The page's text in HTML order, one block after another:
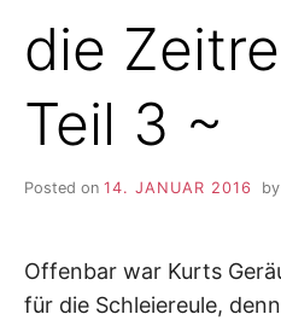
die
Teil 3 ~
Posted on 14. JANUAR 2016 by
Offenbar war Kurts
für die Schleiereule,